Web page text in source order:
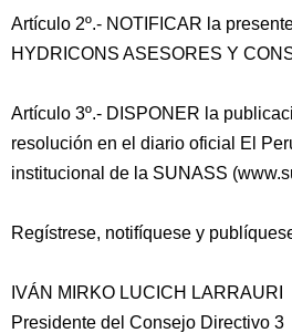
Artículo 2º.- NOTIFICAR la
HYDRICONS ASESORES Y
Artículo 3º.- DISPONER la
resolución en el diario oficial El
institucional de la SUNASS
Regístrese, notifíquese y
IVÁN MIRKO LUCICH LARRAURI
Presidente del Consejo Directivo 3